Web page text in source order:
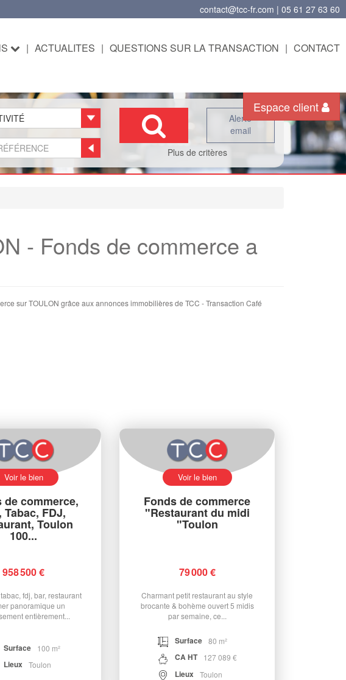
contact@tcc-fr.com | 05 61 27 63 60
| ACTUALITES | QUESTIONS SUR LA TRANSACTION | CONTACT
Espace client
Alerte
email
Plus de critères
- Fonds de commerce a
sur TOULON grâce aux annonces immobilières de TCC - Transaction Café
Voir le bien
de commerce,
Tabac, FDJ,
Toulon
100...
958 500 €
fdj, bar, restaurant
panoramique un
entièrement...
Surface 100 m²
Lieux Toulon
Voir le bien
Fonds de commerce
"Restaurant du midi
"Toulon
79 000 €
Charmant petit restaurant au style
brocante & bohème ouvert 5 midis
par semaine, ce...
Surface 80 m²
CA HT 127 089 €
Lieux Toulon